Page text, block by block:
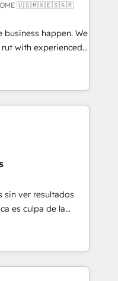
into your
in
and those with
🇺🇸🇲🇽🇪🇸🇦🇷
business happen. We
with experienced,
HubSpot
Operations Hub,
with your customers
5 rating in HubSpot
& 3PL, home
and
education,
make the
and Latin
sin ver resultados
es culpa de la
el que se
un problema
La entrega